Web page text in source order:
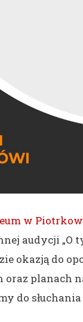
w
audycji „O
okazją do
planach
do słuchania